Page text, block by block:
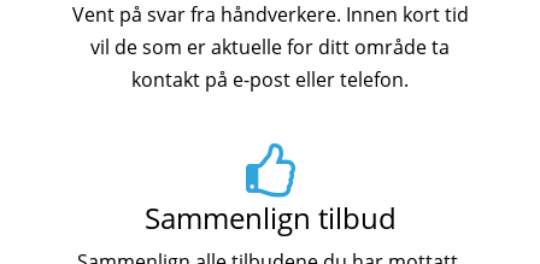
Vent på svar fra håndverkere. Innen kort tid
vil de som er aktuelle for ditt område ta
kontakt på e-post eller telefon.
Sammenlign tilbud